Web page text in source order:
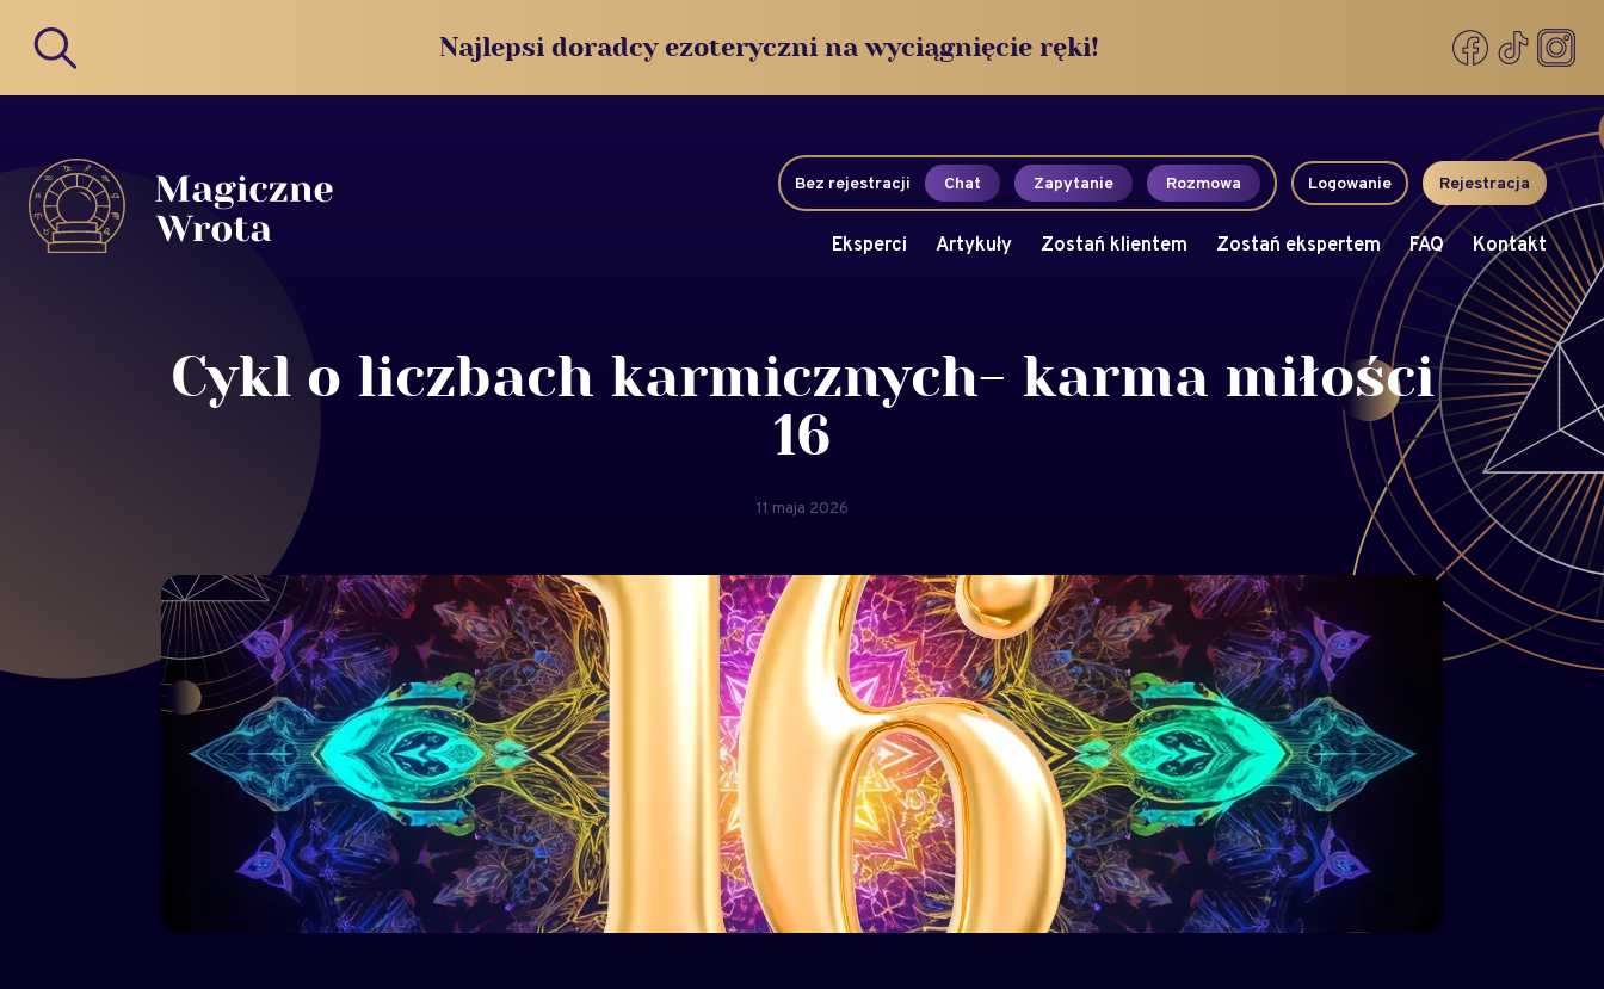
Najlepsi doradcy ezoteryczni na wyciągnięcie ręki!
Bez rejestracji Chat Zapytanie Rozmowa Logowanie Rejestracja
Eksperci Artykuły Zostań klientem Zostań ekspertem FAQ Kontakt
Cykl o liczbach karmicznych- karma miłości
16
11 maja 2026